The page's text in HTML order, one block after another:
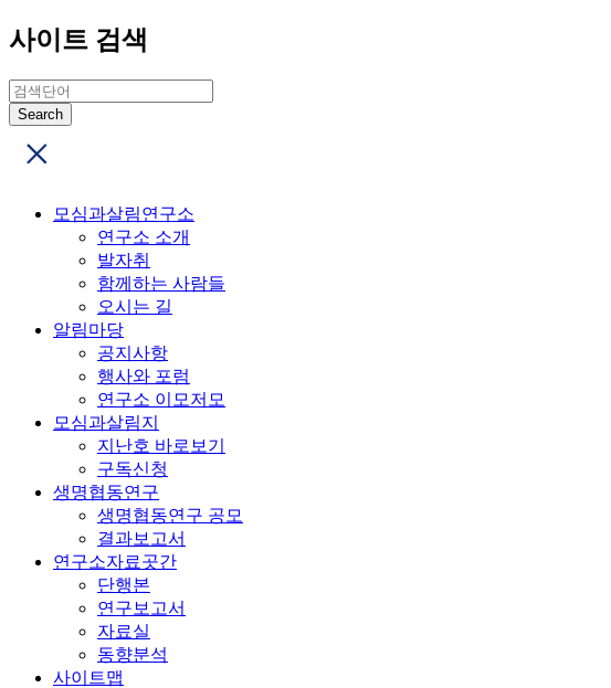
사이트 검색
모심과살림연구소
연구소 소개
발자취
함께하는 사람들
오시는 길
알림마당
공지사항
행사와 포럼
연구소 이모저모
모심과살림지
지난호 바로보기
구독신청
생명협동연구
생명협동연구 공모
결과보고서
연구소자료곳간
단행본
연구보고서
자료실
동향분석
사이트맵